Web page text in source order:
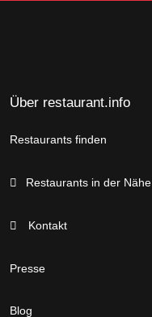
Über restaurant.info
Restaurants finden
Restaurants in der Nähe
Kontakt
Presse
Blog